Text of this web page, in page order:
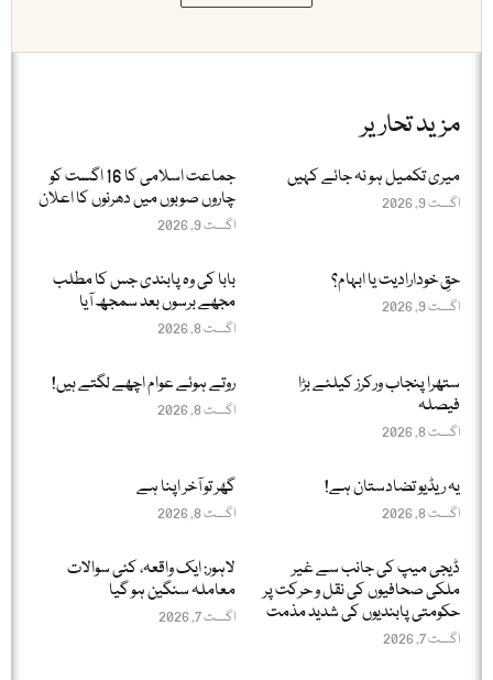
مزید تحاریر
میری تکمیل ہو نہ جائے کہیں
اگست 9, 2026
جماعت اسلامی کا 16 اگست کو
چاروں صوبوں میں دھرنوں کا اعلان
اگست 9, 2026
حقِ خودارادیت یا ابہام؟
اگست 9, 2026
بابا کی وہ پابندی جس کا مطلب
مجھے برسوں بعد سمجھ آیا
اگست 8, 2026
ستھرا پنجاب ورکرز کیلئے بڑا
فیصلہ
اگست 8, 2026
روتے ہوئے عوام اچھے لگتے ہیں!
اگست 8, 2026
یہ ریڈیو تضادستان ہے!
اگست 8, 2026
گھر تو آخر اپنا ہے
اگست 8, 2026
ڈیجی میپ کی جانب سے غیر
ملکی صحافیوں کی نقل و حرکت پر
حکومتی پابندیوں کی شدید مذمت
اگست 7, 2026
لاہور: ایک واقعہ، کئی سوالات
معاملہ سنگین ہو گیا
اگست 7, 2026